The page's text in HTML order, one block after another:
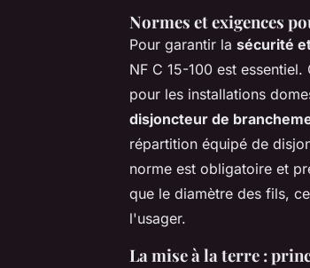
Normes et exigences
Pour garantir la sécurité
NF C 15-100 est
pour les installations
disjoncteur de
répartition équipé de
norme est obligatoire et
que le diamètre des fils,
l'usager.
La mise à la terre :